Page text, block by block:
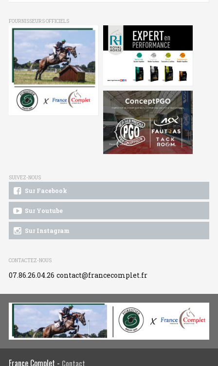
FOURNISSEURS OFFICIELS
SUIVEZ-NOUS
Sur Facebook
Sur Youtube
Sur Instagram
CONTACTEZ-NOUS
07.86.26.04.26 contact@francecomplet.fr
France Complet - Contact